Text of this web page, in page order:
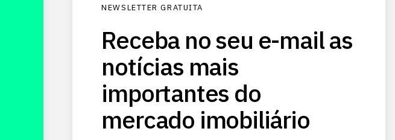
NEWSLETTER GRATUITA
Receba no seu e-mail as
notícias mais
importantes do
mercado imobiliário